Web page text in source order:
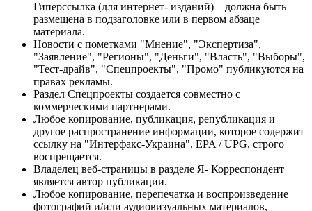
Гиперссылка (для интернет- изданий) – должна быть
размещена в подзаголовке или в первом абзаце
материала.
Новости с пометками "Мнение", "Экспертиза",
"Заявление", "Регионы", "Деньги", "Власть", "Выборы",
"Тест-драйв", "Спецпроекты", "Промо" публикуются на
правах рекламы.
Раздел Спецпроекты создается совместно с
коммерческими партнерами.
Любое копирование, публикация, републикация и
другое распространение информации, которое содержит
ссылку на "Интерфакс-Украина", EPA / UPG, строго
воспрещается.
Владелец веб-страницы в разделе Я- Корреспондент
является автор публикации.
Любое копирование, перепечатка и воспроизведение
фотографий и/или аудиовизуальных материалов,